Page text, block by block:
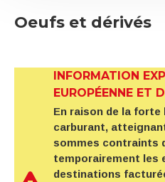
Oeufs et dérivés
INFORMATION
EUROPÉENNE ET
En raison de la forte
carburant,
sommes contraints
temporairement les
destinations